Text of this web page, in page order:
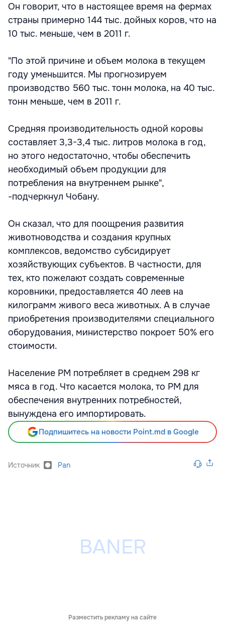
Он говорит, что в настоящее время на фермах
страны примерно 144 тыс. дойных коров, что на
10 тыс. меньше, чем в 2011 г.
"По этой причине и объем молока в текущем
году уменьшится. Мы прогнозируем
производство 560 тыс. тонн молока, на 40 тыс.
тонн меньше, чем в 2011 г.
Средняя производительность одной коровы
составляет 3,3-3,4 тыс. литров молока в год,
но этого недостаточно, чтобы обеспечить
необходимый объем продукции для
потребления на внутреннем рынке",
-подчеркнул Чобану.
Он сказал, что для поощрения развития
животноводства и создания крупных
комплексов, ведомство субсидирует
хозяйствующих субъектов. В частности, для
тех, кто пожелают создать современные
коровники, предоставляется 40 леев на
килограмм живого веса животных. А в случае
приобретения производителями специального
оборудования, министерство покроет 50% его
стоимости.
Население РМ потребляет в среднем 298 кг
мяса в год. Что касается молока, то РМ для
обеспечения внутренних потребностей,
вынуждена его импортировать.
Подпишитесь на новости Point.md в Google
Источник Pan
Разместить рекламу на сайте